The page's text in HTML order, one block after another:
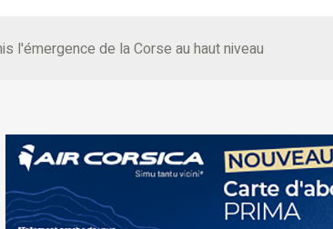
l'émergence de la Corse au haut niveau